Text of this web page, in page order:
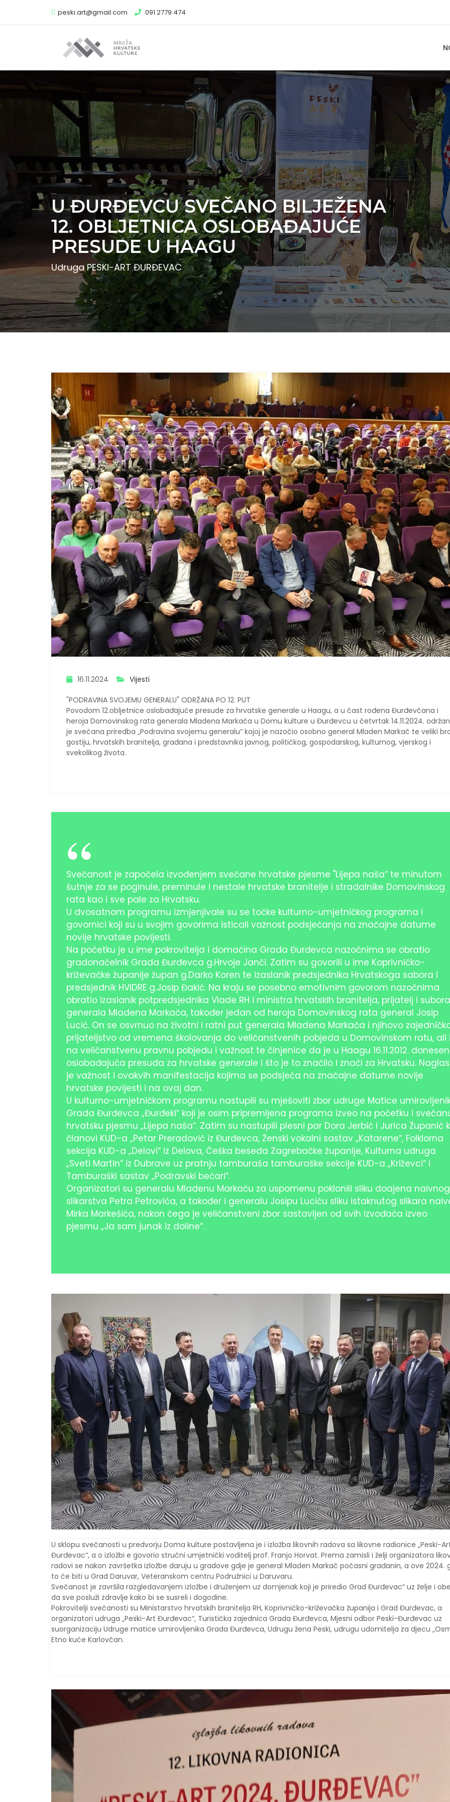
peski.art@gmail.com 091 2779 474
U ĐURĐEVCU SVEČANO BILJEŽENA
12. OBLJETNICA OSLOBAĐAJUĆE
PRESUDE U HAAGU
Udruga PESKI-ART ĐURĐEVAC
16.11.2024 Vijesti
"PODRAVINA SVOJEMU GENERALU" ODRŽANA PO 12. PUT
Povodom 12.obljetnice oslobađajuće presude za hrvatske generale u Haagu, a u čast rođena Đurđevčana i
heroja Domovinskog rata generala Mladena Markača u Domu kulture u Đurđevcu u četvrtak 14.11.2024.
je svečana priredba „Podravina svojemu generalu“ kojoj je nazočio osobno general Mladen Markač te veliki
gostiju, hrvatskih branitelja, građana i predstavnika javnog, političkog, gospodarskog, kulturnog, vjerskog i
svekolikog života.
Svečanost je započela izvođenjem svečane hrvatske pjesme "Lijepa naša“ te minutom
šutnje za se poginule, preminule i nestale hrvatske branitelje i stradalnike Domovinskog
rata kao i sve pale za Hrvatsku.
U dvosatnom programu izmjenjivale su se točke kulturno-umjetničkog programa i
govornici koji su u svojim govorima isticali važnost podsjećanja na značajne datume
novije hrvatske povijesti.
Na početku je u ime pokrovitelja i domaćina Grada Đurđevca nazočnima se obratio
gradonačelnik Grada Đurđevca g.Hrvoje Janči. Zatim su govorili u ime Koprivničko-
križevačke županije župan g.Darko Koren te izaslanik predsjednika Hrvatskoga sabora i
predsjednik HVIDRE g.Josip Đakić. Na kraju se posebno emotivnim govorom nazočnima
obratio izaslanik potpredsjednika Vlade RH i ministra hrvatskih branitelja, prijatelj i
generala Mladena Markača, također jedan od heroja Domovinskog rata general Josip
Lucić. On se osvrnuo na životni i ratni put generala Mladena Markača i njihovo
prijateljstvo od vremena školovanja do veličanstvenih pobjeda u Domovinskom ratu, ali
na veličanstvenu pravnu pobjedu i važnost te činjenice da je u Haagu 16.11.2012.
oslobađajuća presuda za hrvatske generale i što je to značilo i znači za Hrvatsku.
je važnost i ovakvih manifestacija kojima se podsjeća na značajne datume novije
hrvatske povijesti i na ovaj dan.
U kulturno-umjetničkom programu nastupili su mješoviti zbor udruge Matice
Grada Đurđevca „Đurđeki“ koji je osim pripremljena programa izveo na početku i
hrvatsku pjesmu „Lijepa naša“. Zatim su nastupili plesni par Dora Jerbić i Jurica Županić
članovi KUD-a „Petar Preradović iz Đurđevca, Ženski vokalni sastav „Katarene“, Folklorna
sekcija KUD-a „Delovi“ iz Delova, Češka beseda Zagrebačke županije, Kulturna udruga
„Sveti Martin“ iz Dubrave uz pratnju tamburaša tamburaške sekcije KUD-a „Križevci“ i
Tamburaški sastav „Podravski bećari“.
Organizatori su generalu Mladenu Markaču za uspomenu poklonili sliku doajena naivnog
slikarstva Petra Petrovića, a također i generalu Josipu Luciću sliku istaknutog slikara
Mirka Markešića, nakon čega je veličanstveni zbor sastavljen od svih izvođača izveo
pjesmu „Ja sam junak iz doline“.
U sklopu svečanosti u predvorju Doma kulture postavljena je i izložba likovnih radova sa likovne radionice „Peski-
Đurđevac“, a o izložbi e govorio stručni umjetnički voditelj prof. Franjo Horvat. Prema zamisli i želji organizatora
radovi se nakon završetka izložbe daruju u gradove gdje je general Mladen Markač počasni građanin, a ove 2024.
to će biti u Grad Daruvar, Veteranskom centru Podružnici u Daruvaru.
Svečanost je završila razgledavanjem izložbe i druženjem uz domjenak koji je priredio Grad Đurđevac“ uz želje i
da sve posluži zdravlje kako bi se susreli i dogodine.
Pokrovitelji svečanosti su Ministarstvo hrvatskih branitelja RH, Koprivničko-križevačka županija i Grad Đurđevac, a
organizatori udruga „Peski-Art Đurđevac“, Turistička zajednica Grada Đurđevca, Mjesni odbor Peski-Đurđevac uz
suorganizaciju Udruge matice umirovljenika Grada Đurđevca, Udrugu žena Peski, udrugu udomitelja za djecu
Etno kuće Karlovčan.